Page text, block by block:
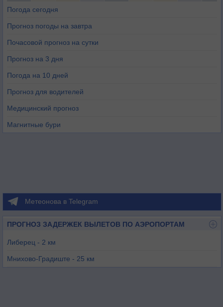
Погода сегодня
Прогноз погоды на завтра
Почасовой прогноз на сутки
Прогноз на 3 дня
Погода на 10 дней
Прогноз для водителей
Медицинский прогноз
Магнитные бури
Метеонова в Telegram
ПРОГНОЗ ЗАДЕРЖЕК ВЫЛЕТОВ ПО АЭРОПОРТАМ
Либерец - 2 км
Мнихово-Градиште - 25 км